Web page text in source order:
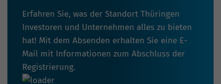
Erfahren Sie, was der Standort Thüringen
Investoren und Unternehmen alles zu bieten
hat! Mit dem Absenden erhalten Sie eine E-
Mail mit Informationen zum Abschluss der
Registrierung.